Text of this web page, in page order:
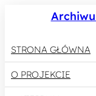
STRONA GŁÓWNA
O PROJEKCIE